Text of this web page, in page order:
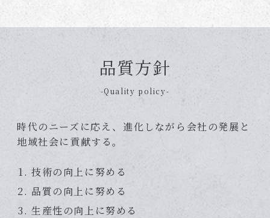
品質方針
-Quality policy-
時代のニーズに応え、進化しながら会社の発展と
地域社会に貢献する。
技術の向上に努める
品質の向上に努める
生産性の向上に努める